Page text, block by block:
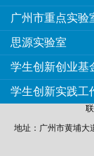
广州市重点实验
思源实验室
学生创新创业基
学生创新实践工
地址：广州市黄埔大